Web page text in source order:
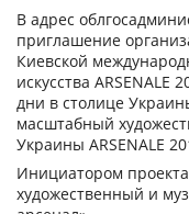
В адрес
приглашение
Киевской
искусства ARSENALE
дни в столице
масштабный
Украины ARSENALE
Инициатором
художественный и